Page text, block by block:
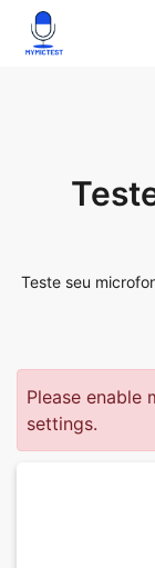
Teste seu
Please enable
settings.